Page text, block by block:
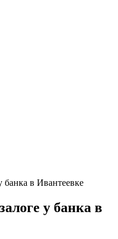
банка в Ивантеевке
у банка в